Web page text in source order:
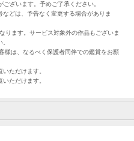
ざいます。予めご了承ください。
どは、予告なく変更する場合がありま
ます。サービス対象外の作品もございま
は、なるべく保護者同伴での鑑賞をお願
ただけます。
ただけます。